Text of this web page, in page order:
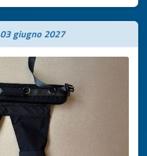
03 giugno 2027